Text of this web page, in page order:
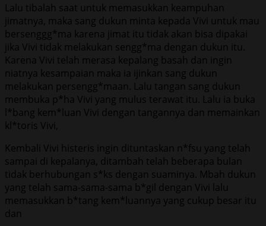
Lalu tibalah saat untuk memasukkan keampuhan
jimatnya, maka sang dukun minta kepada Vivi untuk mau
bersenggg*ma karena jimat itu tidak akan bisa dipakai
jika Vivi tidak melakukan sengg*ma dengan dukun itu.
Karena Vivi telah merasa kepalang basah dan ingin
niatnya kesampaian maka ia ijinkan sang dukun
melakukan persengg*maan. Lalu tangan sang dukun
membuka p*ha Vivi yang mulus terawat itu. Lalu ia buka
l*bang kem*luan Vivi dengan tangannya dan memainkan
kl*toris Vivi,
Kembali Vivi histeris ingin dituntaskan n*fsu yang telah
sampai di kepalanya, ditambah telah beberapa bulan
tidak berhubungan s*ks dengan suaminya. Mbah dukun
yang telah sama-sama-sama b*gil dengan Vivi lalu
memasukkan b*tang kem*luannya yang cukup besar itu
dan